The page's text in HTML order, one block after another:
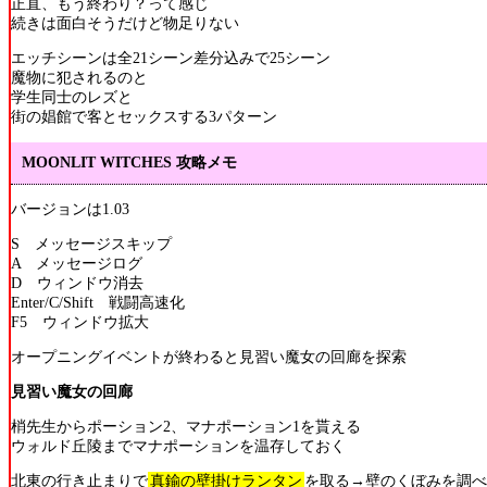
正直、もう終わり？って感じ
続きは面白そうだけど物足りない
エッチシーンは全21シーン差分込みで25シーン
魔物に犯されるのと
学生同士のレズと
街の娼館で客とセックスする3パターン
MOONLIT WITCHES 攻略メモ
バージョンは1.03
S メッセージスキップ
A メッセージログ
D ウィンドウ消去
Enter/C/Shift 戦闘高速化
F5 ウィンドウ拡大
オープニングイベントが終わると見習い魔女の回廊を探索
見習い魔女の回廊
梢先生からポーション2、マナポーション1を貰える
ウォルド丘陵までマナポーションを温存しておく
北東の行き止まりで真鍮の壁掛けランタン を取る→壁のくぼみを調